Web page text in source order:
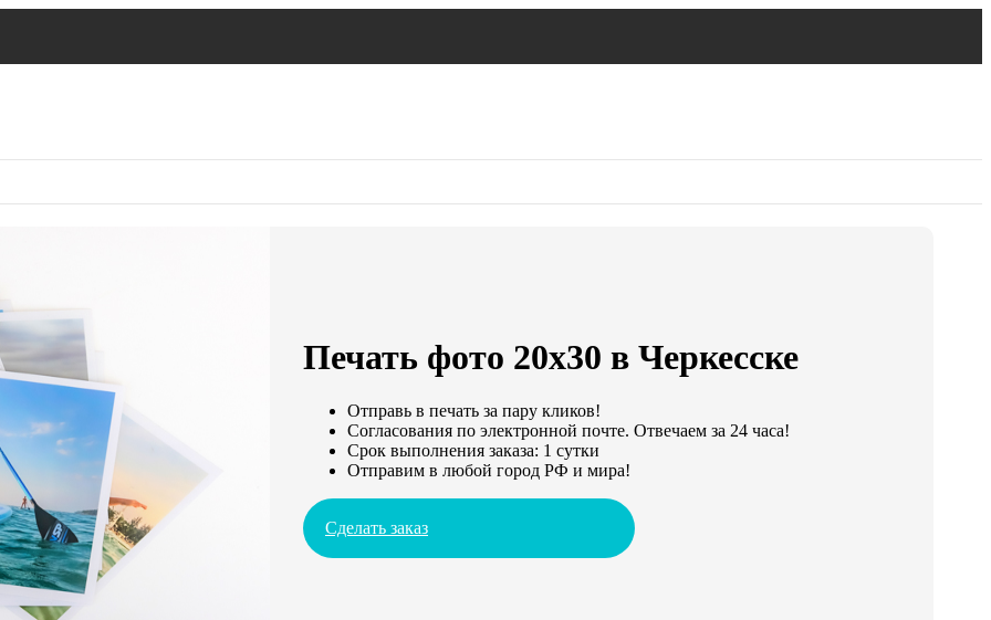
Печать фото 20х30 в Черкесске
Отправь в печать за пару кликов!
Согласования по электронной почте. Отвечаем за 24 часа!
Срок выполнения заказа: 1 сутки
Отправим в любой город РФ и мира!
Сделать заказ